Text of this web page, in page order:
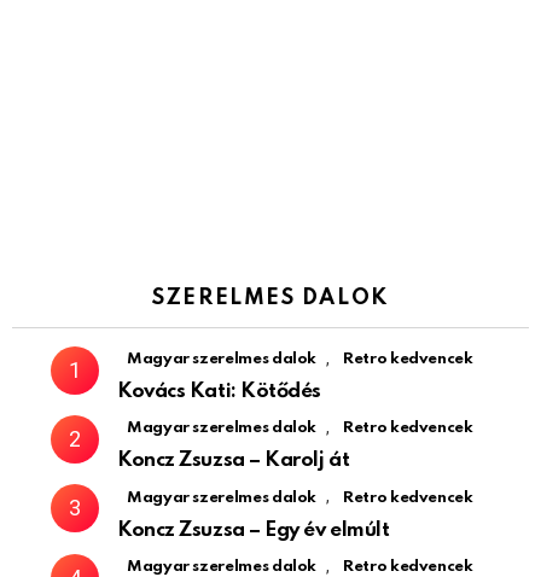
SZERELMES DALOK
Magyar szerelmes dalok , Retro kedvencek
Kovács Kati: Kötődés
Magyar szerelmes dalok , Retro kedvencek
Koncz Zsuzsa – Karolj át
Magyar szerelmes dalok , Retro kedvencek
Koncz Zsuzsa – Egy év elmúlt
Magyar szerelmes dalok , Retro kedvencek